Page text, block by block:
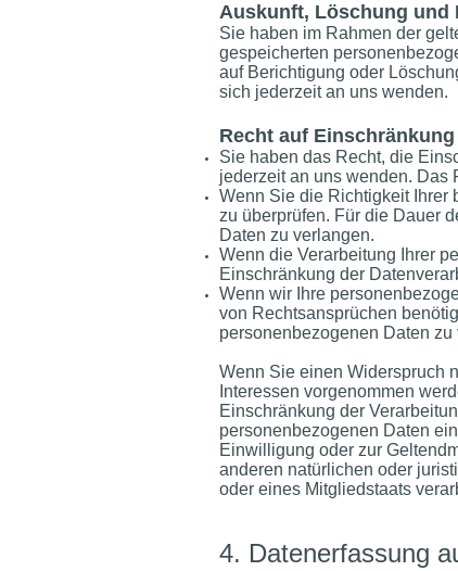
Auskunft, Löschung und
Sie haben im Rahmen der
gespeicherten
auf Berichtigung oder
sich jederzeit an uns wenden.
Recht auf
Sie haben das Recht, die
jederzeit an uns wenden. Das
Wenn Sie die Richtigkeit Ihrer
zu überprüfen. Für die Dauer
Daten zu verlangen.
Wenn die Verarbeitung Ihrer
Einschränkung der
Wenn wir Ihre
von Rechtsansprüchen
personenbezogenen Daten zu
Wenn Sie einen Widerspruch
Interessen vorgenommen
Einschränkung der
personenbezogenen Daten
Einwilligung oder zur
anderen natürlichen oder
oder eines Mitgliedstaats
4. Datenerfassung